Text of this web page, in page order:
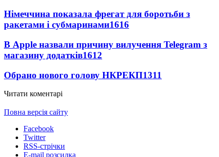
Німеччина показала фрегат для боротьби з
ракетами і субмаринами1616
В Apple назвали причину вилучення Telegram з
магазину додатків1612
Обрано нового голову НКРЕКП1311
Читати коментарі
Повна версія сайту
Facebook
Twitter
RSS-стрічки
E-mail розсилка